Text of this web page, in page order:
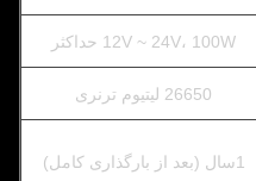
12V ~ 24V، 100W حداکثر
26650 لیتیوم ترنری
1سال (بعد از بارگذاری کامل)